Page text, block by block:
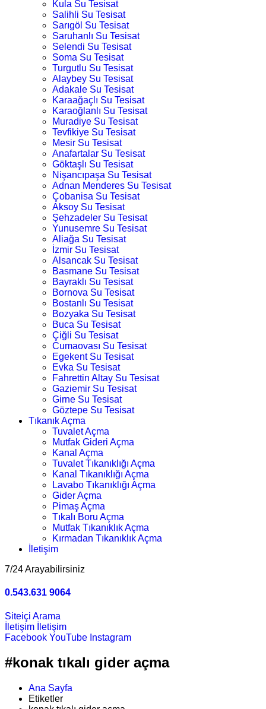
Kula Su Tesisat
Salihli Su Tesisat
Sarıgöl Su Tesisat
Saruhanlı Su Tesisat
Selendi Su Tesisat
Soma Su Tesisat
Turgutlu Su Tesisat
Alaybey Su Tesisat
Adakale Su Tesisat
Karaağaçlı Su Tesisat
Karaoğlanlı Su Tesisat
Muradiye Su Tesisat
Tevfikiye Su Tesisat
Mesir Su Tesisat
Anafartalar Su Tesisat
Göktaşlı Su Tesisat
Nişancıpaşa Su Tesisat
Adnan Menderes Su Tesisat
Çobanisa Su Tesisat
Aksoy Su Tesisat
Şehzadeler Su Tesisat
Yunusemre Su Tesisat
Aliağa Su Tesisat
İzmir Su Tesisat
Alsancak Su Tesisat
Basmane Su Tesisat
Bayraklı Su Tesisat
Bornova Su Tesisat
Bostanlı Su Tesisat
Bozyaka Su Tesisat
Buca Su Tesisat
Çiğli Su Tesisat
Cumaovası Su Tesisat
Egekent Su Tesisat
Evka Su Tesisat
Fahrettin Altay Su Tesisat
Gaziemir Su Tesisat
Girne Su Tesisat
Göztepe Su Tesisat
Tıkanık Açma
Tuvalet Açma
Mutfak Gideri Açma
Kanal Açma
Tuvalet Tıkanıklığı Açma
Kanal Tıkanıklığı Açma
Lavabo Tıkanıklığı Açma
Gider Açma
Pimaş Açma
Tıkalı Boru Açma
Mutfak Tıkanıklık Açma
Kırmadan Tıkanıklık Açma
İletişim
7/24 Arayabilirsiniz
0.543.631 9064
Siteiçi Arama
İletişim
İletişim
Facebook YouTube Instagram
#konak tıkalı gider açma
Ana Sayfa
Etiketler